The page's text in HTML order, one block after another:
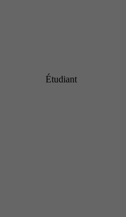
Étudiant